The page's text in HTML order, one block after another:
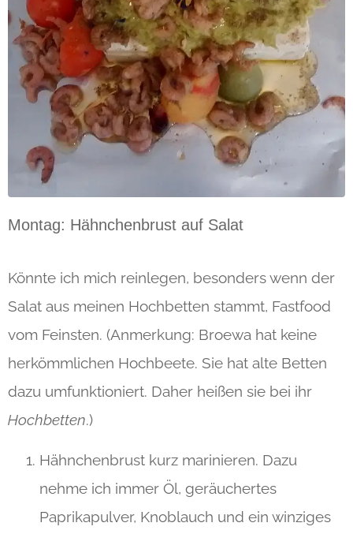
Montag: Hähnchenbrust auf Salat
Könnte ich mich reinlegen, besonders wenn der
Salat aus meinen Hochbetten stammt, Fastfood
vom Feinsten. (Anmerkung: Broewa hat keine
herkömmlichen Hochbeete. Sie hat alte Betten
dazu umfunktioniert. Daher heißen sie bei ihr
Hochbetten.)
Hähnchenbrust kurz marinieren. Dazu
nehme ich immer Öl, geräuchertes
Paprikapulver, Knoblauch und ein winziges